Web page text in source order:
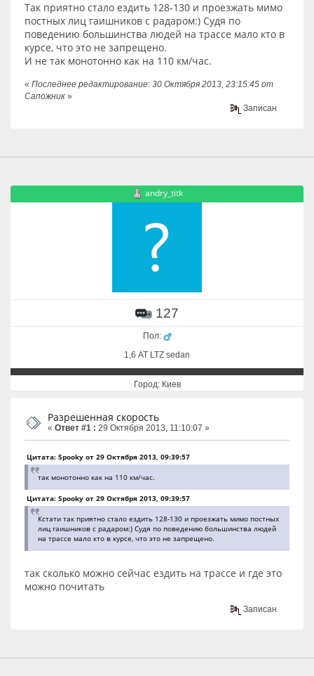
Так приятно стало ездить 128-130 и проезжать мимо
постных лиц гаишников с радаром:) Судя по
поведению большинства людей на трассе мало кто в
курсе, что это не запрещено.
И не так монотонно как на 110 км/час.
« Последнее редактирование: 30 Октября 2013, 23:15:45 от
Сапожник »
Записан
andry_titk
127
Пол:
1,6 АТ LTZ sedan
Город: Киев
Разрешенная скорость
« Ответ #1 : 29 Октября 2013, 11:10:07 »
Цитата: Spooky от 29 Октября 2013, 09:39:57
так монотонно как на 110 км/час.
Цитата: Spooky от 29 Октября 2013, 09:39:57
Кстати так приятно стало ездить 128-130 и проезжать мимо постных
лиц гаишников с радаром:) Судя по поведению большинства людей
на трассе мало кто в курсе, что это не запрещено.
так сколько можно сейчас ездить на трассе и где это
можно почитать
Записан